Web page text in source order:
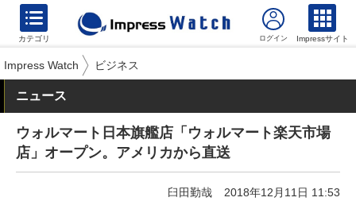
カテゴリ Impressサイト
Impress Watch ビジネス
ニュース
ウォルマート日本旗艦店「ウォルマート楽天市場
店」オープン。アメリカから直送
臼田勤哉 2018年12月11日 11:53